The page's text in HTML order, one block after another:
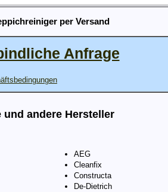
per Versand
Anfrage
andere Hersteller
AEG
Cleanfix
Constructa
De-Dietrich